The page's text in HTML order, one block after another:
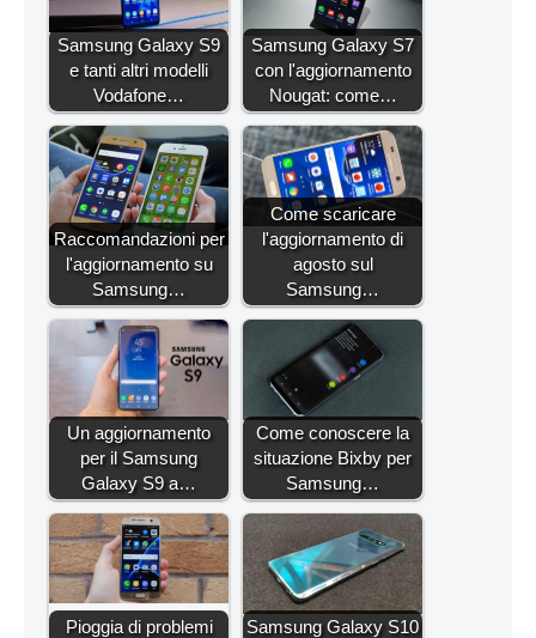
Samsung Galaxy S9
e tanti altri modelli
Vodafone…
Samsung Galaxy S7
con l'aggiornamento
Nougat: come…
Raccomandazioni per
l'aggiornamento su
Samsung…
Come scaricare
l'aggiornamento di
agosto sul
Samsung…
Un aggiornamento
per il Samsung
Galaxy S9 a…
Come conoscere la
situazione Bixby per
Samsung…
Pioggia di problemi
Samsung Galaxy S10